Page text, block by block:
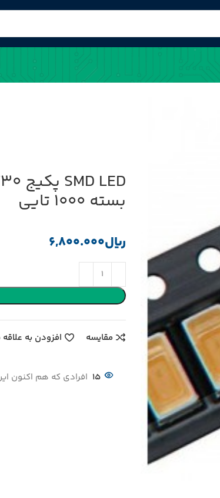
بسته 1000 تایی
﷼
مقایسه افزودن به
15 افرادی که هم اکنون